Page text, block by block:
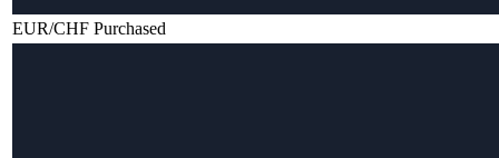
EUR/CHF Purchased